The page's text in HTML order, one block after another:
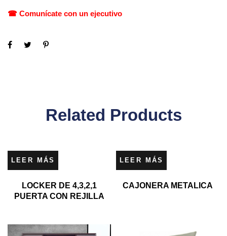
☎ Comunícate con un ejecutivo
Related Products
LEER MÁS
LOCKER DE 4,3,2,1
PUERTA CON REJILLA
LEER MÁS
CAJONERA METALICA